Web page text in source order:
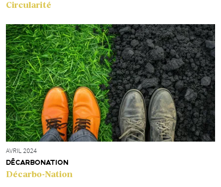
Circularité
AVRIL 2024
DÉCARBONATION
Décarbo-Nation